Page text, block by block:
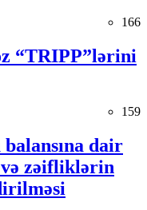
166
“TRIPP”lərini
159
dair
zəifliklərin